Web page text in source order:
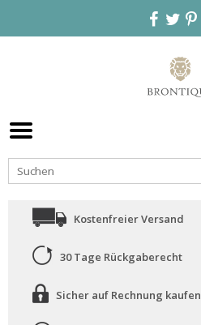
Kostenfreier Versand
30 Tage Rückgaberecht
Sicher auf Rechnung kaufen